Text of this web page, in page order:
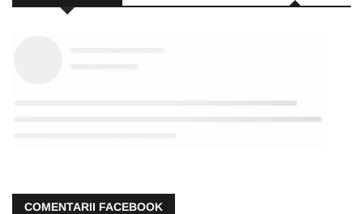
COMENTARII FACEBOOK